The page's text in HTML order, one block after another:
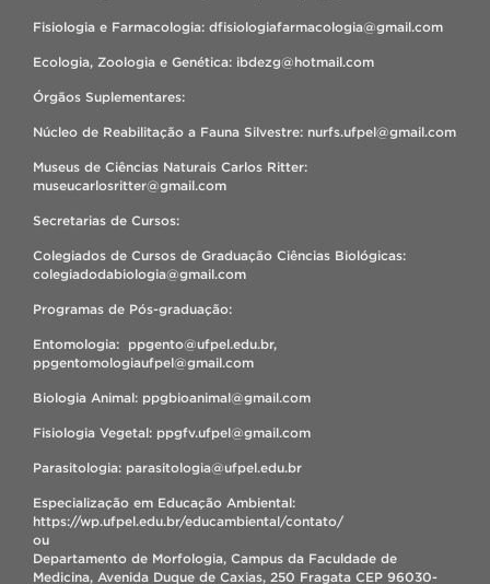
Fisiologia e Farmacologia: dfisiologiafarmacologia@gmail.com
Ecologia, Zoologia e Genética: ibdezg@hotmail.com
Órgãos Suplementares:
Núcleo de Reabilitação a Fauna Silvestre: nurfs.ufpel@gmail.com
Museus de Ciências Naturais Carlos Ritter:
museucarlosritter@gmail.com
Secretarias de Cursos:
Colegiados de Cursos de Graduação Ciências Biológicas:
colegiadodabiologia@gmail.com
Programas de Pós-graduação:
Entomologia: ppgento@ufpel.edu.br,
ppgentomologiaufpel@gmail.com
Biologia Animal: ppgbioanimal@gmail.com
Fisiologia Vegetal: ppgfv.ufpel@gmail.com
Parasitologia: parasitologia@ufpel.edu.br
Especialização em Educação Ambiental:
https://wp.ufpel.edu.br/educambiental/contato/
ou
Departamento de Morfologia, Campus da Faculdade de
Medicina, Avenida Duque de Caxias, 250 Fragata CEP 96030-